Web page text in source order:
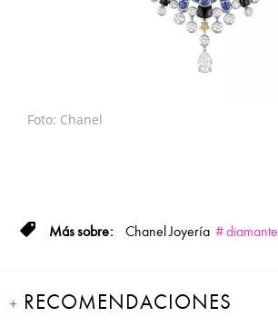
Foto: Chanel
Chanel Joyería diamante
RECOMENDACIONES